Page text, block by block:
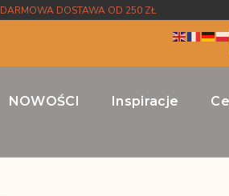
DARMOWA DOSTAWA OD 250 ZŁ
NOWOŚCI Inspiracje